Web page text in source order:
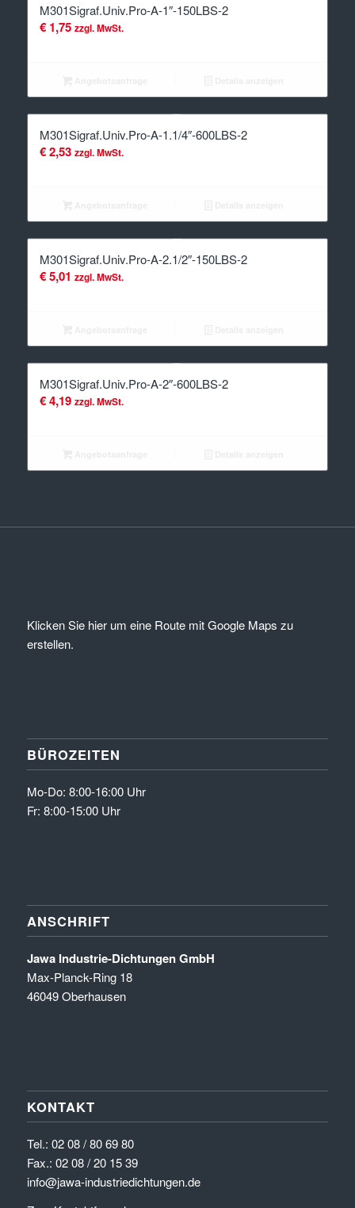
M301Sigraf.Univ.Pro-A-1″-150LBS-2
€1,75 zzgl. MwSt.
M301Sigraf.Univ.Pro-A-1.1/4″-600LBS-2
€2,53 zzgl. MwSt.
M301Sigraf.Univ.Pro-A-2.1/2″-150LBS-2
€5,01 zzgl. MwSt.
M301Sigraf.Univ.Pro-A-2″-600LBS-2
€4,19 zzgl. MwSt.
Klicken Sie hier um eine Route mit Google Maps zu
erstellen.
BÜROZEITEN
Mo-Do: 8:00-16:00 Uhr
Fr: 8:00-15:00 Uhr
ANSCHRIFT
Jawa Industrie-Dichtungen GmbH
Max-Planck-Ring 18
46049 Oberhausen
KONTAKT
Tel.: 02 08 / 80 69 80
Fax.: 02 08 / 20 15 39
info@jawa-industriedichtungen.de